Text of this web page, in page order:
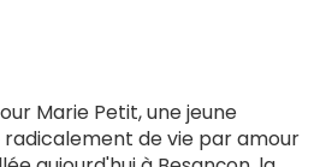
Marie Petit, une jeune
de vie par amour